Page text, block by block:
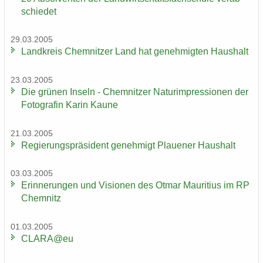
schie­det
29.03.2005
Land­kreis Chem­nit­zer Land hat ge­neh­mig­ten Haus­halt
23.03.2005
Die grü­nen In­seln - Chem­nit­zer Na­turim­pres­sio­nen der
Fo­to­gra­fin Karin Kaune
21.03.2005
Re­gie­rungs­prä­si­dent ge­neh­migt Plaue­ner Haus­halt
03.03.2005
Er­in­ne­run­gen und Vi­sio­nen des Otmar Mau­ri­ti­us im RP
Chem­nitz
01.03.2005
CLARA@eu